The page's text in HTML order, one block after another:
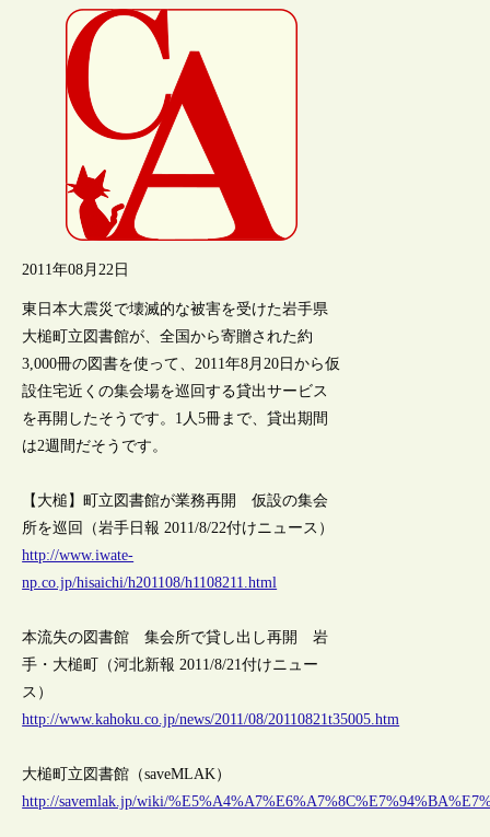
2011年08月22日
東日本大震災で壊滅的な被害を受けた岩手県
大槌町立図書館が、全国から寄贈された約
3,000冊の図書を使って、2011年8月20日から仮
設住宅近くの集会場を巡回する貸出サービス
を再開したそうです。1人5冊まで、貸出期間
は2週間だそうです。
【大槌】町立図書館が業務再開 仮設の集会
所を巡回（岩手日報 2011/8/22付けニュース）
http://www.iwate-
np.co.jp/hisaichi/h201108/h1108211.html
本流失の図書館 集会所で貸し出し再開 岩
手・大槌町（河北新報 2011/8/21付けニュー
ス）
http://www.kahoku.co.jp/news/2011/08/20110821t35005.htm
大槌町立図書館（saveMLAK）
http://savemlak.jp/wiki/